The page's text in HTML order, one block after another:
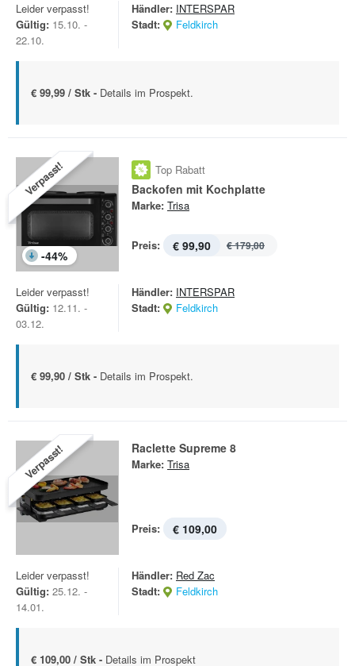
Leider verpasst!
Gültig: 15.10. -
22.10.
Händler: INTERSPAR
Stadt:
Feldkirch
€ 99,99 / Stk - Details im Prospekt.
Verpasst!
-44%
Top Rabatt
Backofen mit Kochplatte
Marke: Trisa
Preis: € 99,90 € 179,00
Leider verpasst!
Gültig: 12.11. -
03.12.
Händler: INTERSPAR
Stadt:
Feldkirch
€ 99,90 / Stk - Details im Prospekt.
Verpasst! Raclette Supreme 8
Marke: Trisa
Preis: € 109,00
Leider verpasst!
Gültig: 25.12. -
14.01.
Händler: Red Zac
Stadt:
Feldkirch
€ 109,00 / Stk - Details im Prospekt